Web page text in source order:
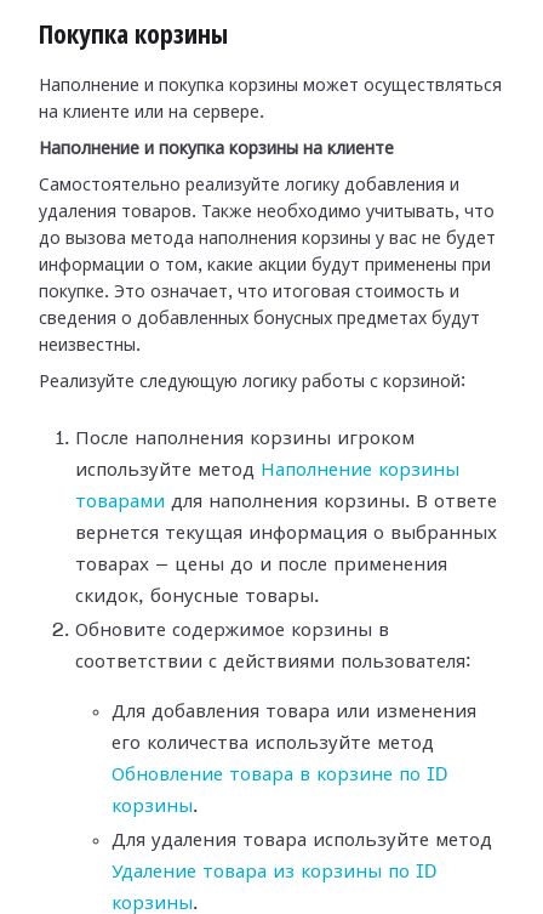
Покупка корзины
Наполнение и покупка корзины может осуществляться
на клиенте или на сервере.
Наполнение и покупка корзины на клиенте
Самостоятельно реализуйте логику добавления и
удаления товаров. Также необходимо учитывать, что
до вызова метода наполнения корзины у вас не будет
информации о том, какие акции будут применены при
покупке. Это означает, что итоговая стоимость и
сведения о добавленных бонусных предметах будут
неизвестны.
Реализуйте следующую логику работы с корзиной:
После наполнения корзины игроком
используйте метод Наполнение корзины
товарами для наполнения корзины. В ответе
вернется текущая информация о выбранных
товарах — цены до и после применения
скидок, бонусные товары.
Обновите содержимое корзины в
соответствии с действиями пользователя:
Для добавления товара или изменения
его количества используйте метод
Обновление товара в корзине по ID
корзины.
Для удаления товара используйте метод
Удаление товара из корзины по ID
корзины.